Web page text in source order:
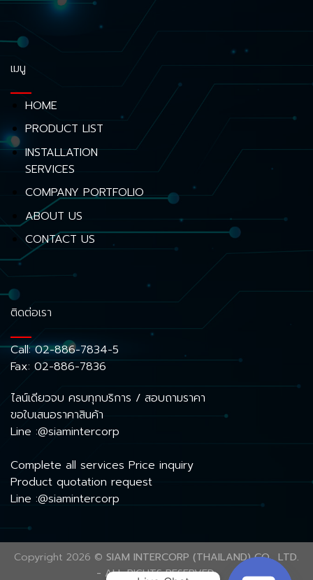
เมนู
HOME
PRODUCT LIST
INSTALLATION
SERVICES
COMPANY PORTFOLIO
ABOUT US
CONTACT US
ติดต่อเรา
Call:02-886-7834-5
Fax: 02-886-7836
ไลน์เดียวจบ ครบทุกบริการ / สอบถามราคา
ขอใบเสนอราคาสินค้า
Line :@siamintercorp
Complete all services Price inquiry
Product quotation request
Line :@siamintercorp
Copyright 2026 © SIAM INTERCORP (THAILAND) CO., LTD.
- ALL RIGHTS RESERVED.